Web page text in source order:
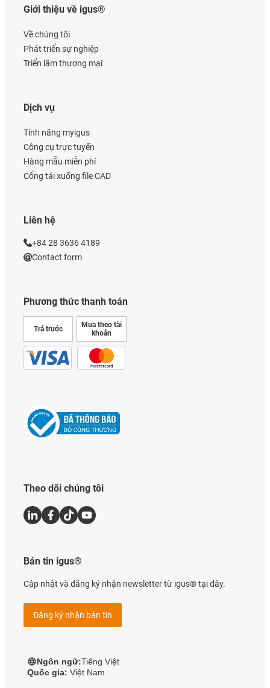
Giới thiệu về igus®
Về chúng tôi
Phát triển sự nghiệp
Triển lãm thương mại
Phương thức thanh toán
Trả trước
Mua theo tài
khoản
Dịch vụ
Tính năng myigus
Công cụ trực tuyến
Hàng mẫu miễn phí
Cổng tải xuống file CAD
Liên hệ
+84 28 3636 4189
Contact form
Theo dõi chúng tôi
Bản tin igus®
Cập nhật và đăng ký nhận newsletter từ igus® tại đây.
Đăng ký nhận bản tin
Ngôn ngữ:Tiếng Việt
Quốc gia: Việt Nam